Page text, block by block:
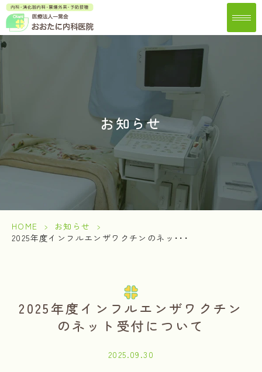
お知らせ
HOME > お知らせ
>
2025年度インフルエンザワクチンのネッ･･･
2025年度インフルエンザワクチン
のネット受付について
2025.09.30